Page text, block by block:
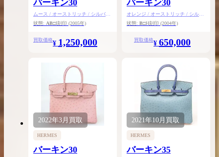
バーキン30
ムース / オーストリッチ / シルバー
金具
状態: AB□I刻印 (2005年)
買取価格¥ 1,250,000
バーキン30
オレンジ / オーストリッチ / シルバ
ー金具
状態: B□H刻印 (2004年)
買取価格¥ 650,000
2022年3月 買取
HERMES
バーキン30
2021年10月 買取
HERMES
バーキン35